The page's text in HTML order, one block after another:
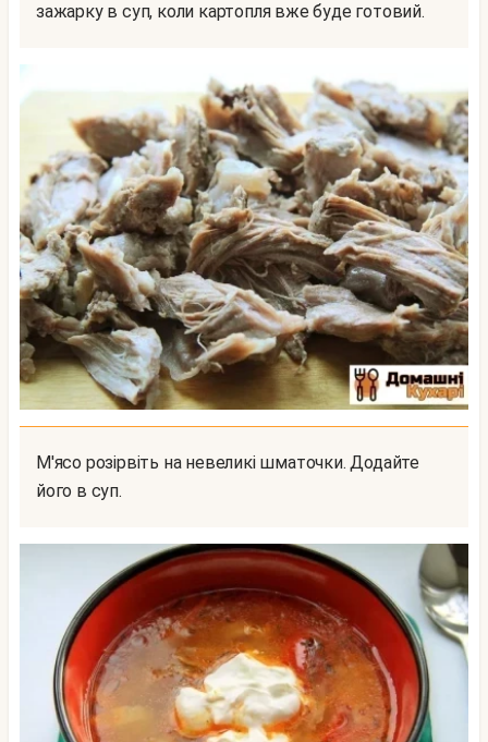
зажарку в суп, коли картопля вже буде готовий.
М'ясо розірвіть на невеликі шматочки. Додайте
його в суп.